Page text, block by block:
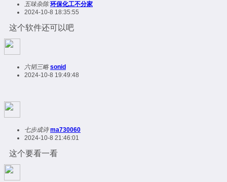
五味杂陈 环保化工不分家
2024-10-8 18:35:55
这个软件还可以吧
六韬三略 sonid
2024-10-8 19:49:48
七步成诗 ma730060
2024-10-8 21:46:01
这个要看一看